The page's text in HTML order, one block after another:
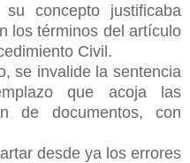
concepto justificaba
los términos del artículo
Civil.
se invalide la sentencia
que acoja las
de documentos, con
desde ya los errores